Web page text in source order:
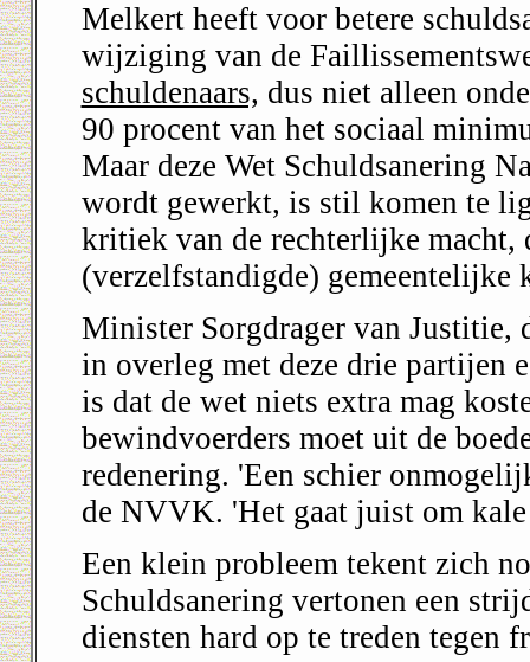
Melkert heeft voor betere
wijziging van de
schuldenaars, dus niet alleen
90 procent van het sociaal
Maar deze Wet Schuldsanering
wordt gewerkt, is stil komen te
kritiek van de rechterlijke macht,
(verzelfstandigde)
Minister Sorgdrager van
in overleg met deze drie partijen
is dat de wet niets extra mag
bewindvoerders moet uit de
redenering. 'Een schier
de NVVK. 'Het gaat juist om
Een klein probleem tekent zich
Schuldsanering vertonen een
diensten hard op te treden tegen